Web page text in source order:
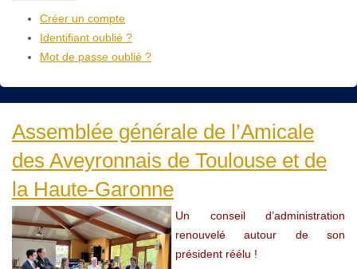
Créer un compte
Identifiant oublié ?
Mot de passe oublié ?
Assemblée générale de l’Amicale
des Aveyronnais de Toulouse et de
la Haute-Garonne
Un conseil d’administration
renouvelé autour de son
président réélu !